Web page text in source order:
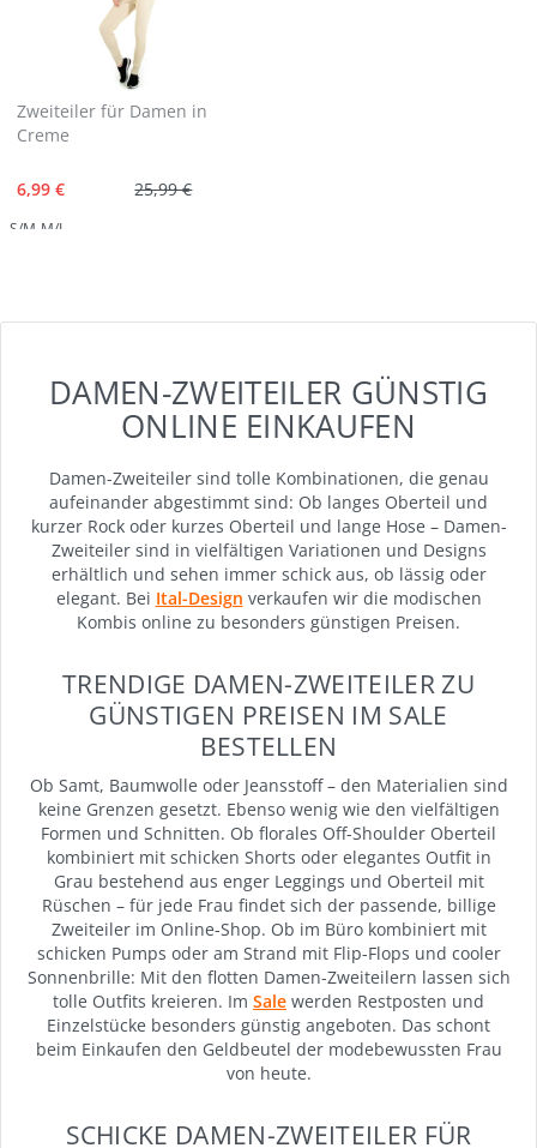
Zweiteiler für Damen in
Creme
25,99 €
6,99 €
S/M M/L
DAMEN-ZWEITEILER GÜNSTIG
ONLINE EINKAUFEN
Damen-Zweiteiler sind tolle Kombinationen, die genau
aufeinander abgestimmt sind: Ob langes Oberteil und
kurzer Rock oder kurzes Oberteil und lange Hose – Damen-
Zweiteiler sind in vielfältigen Variationen und Designs
erhältlich und sehen immer schick aus, ob lässig oder
elegant. Bei Ital-Design verkaufen wir die modischen
Kombis online zu besonders günstigen Preisen.
TRENDIGE DAMEN-ZWEITEILER ZU
GÜNSTIGEN PREISEN IM SALE
BESTELLEN
Ob Samt, Baumwolle oder Jeansstoff – den Materialien sind
keine Grenzen gesetzt. Ebenso wenig wie den vielfältigen
Formen und Schnitten. Ob florales Off-Shoulder Oberteil
kombiniert mit schicken Shorts oder elegantes Outfit in
Grau bestehend aus enger Leggings und Oberteil mit
Rüschen – für jede Frau findet sich der passende, billige
Zweiteiler im Online-Shop. Ob im Büro kombiniert mit
schicken Pumps oder am Strand mit Flip-Flops und cooler
Sonnenbrille: Mit den flotten Damen-Zweiteilern lassen sich
tolle Outfits kreieren. Im Sale werden Restposten und
Einzelstücke besonders günstig angeboten. Das schont
beim Einkaufen den Geldbeutel der modebewussten Frau
von heute.
SCHICKE DAMEN-ZWEITEILER FÜR